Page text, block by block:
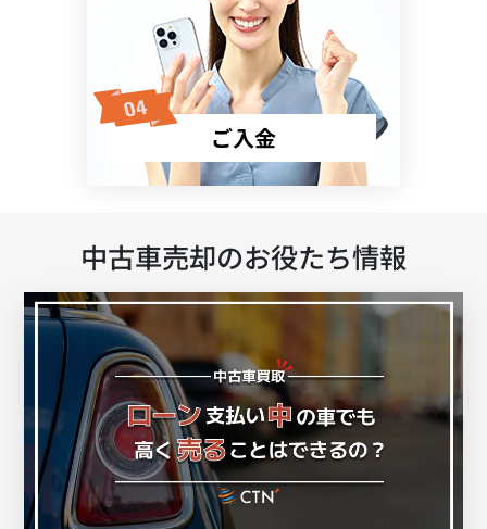
ご入金
中古車売却のお役たち情報